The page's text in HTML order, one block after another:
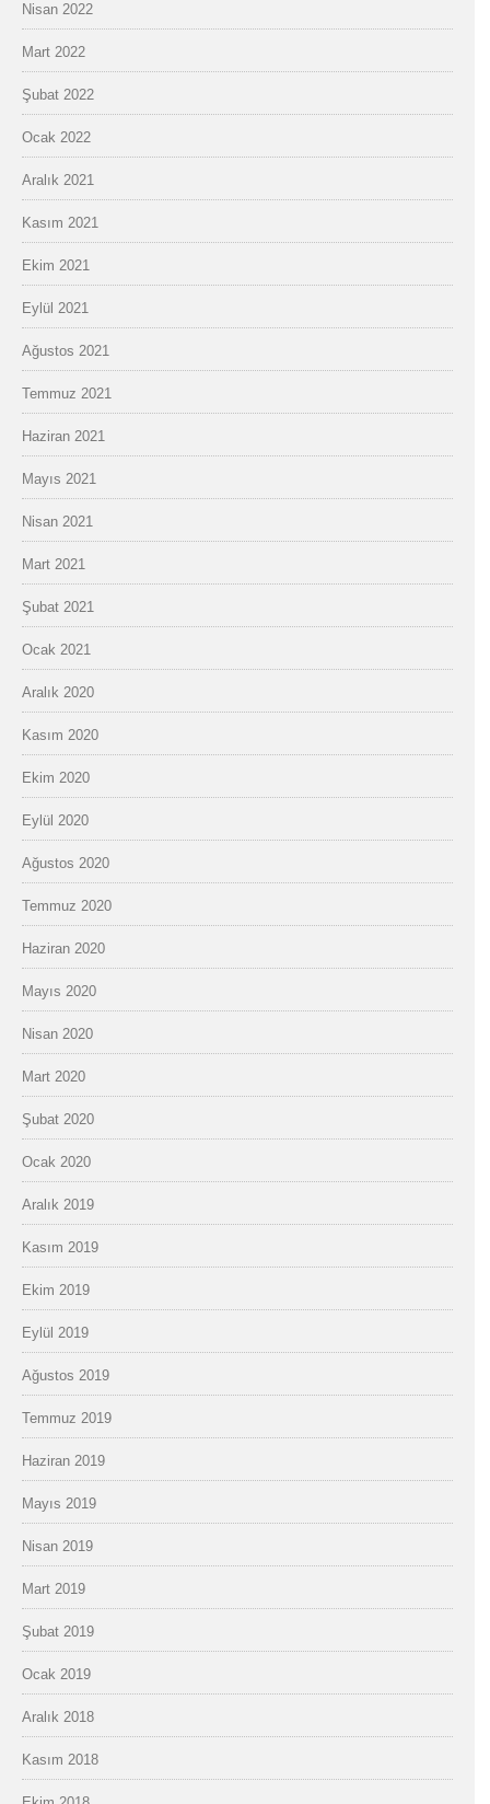
Nisan 2022
Mart 2022
Şubat 2022
Ocak 2022
Aralık 2021
Kasım 2021
Ekim 2021
Eylül 2021
Ağustos 2021
Temmuz 2021
Haziran 2021
Mayıs 2021
Nisan 2021
Mart 2021
Şubat 2021
Ocak 2021
Aralık 2020
Kasım 2020
Ekim 2020
Eylül 2020
Ağustos 2020
Temmuz 2020
Haziran 2020
Mayıs 2020
Nisan 2020
Mart 2020
Şubat 2020
Ocak 2020
Aralık 2019
Kasım 2019
Ekim 2019
Eylül 2019
Ağustos 2019
Temmuz 2019
Haziran 2019
Mayıs 2019
Nisan 2019
Mart 2019
Şubat 2019
Ocak 2019
Aralık 2018
Kasım 2018